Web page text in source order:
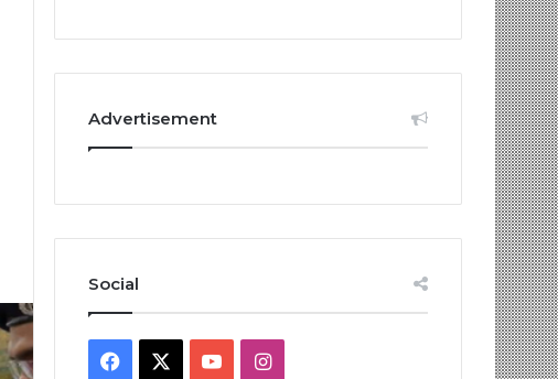
Advertisement
Social
Facebook YouTubeInstagram